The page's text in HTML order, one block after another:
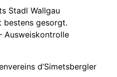
Stadl Wallgau
bestens gesorgt.
Ausweiskontrolle
d’Simetsbergler